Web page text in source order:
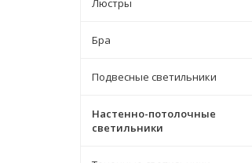
Люстры
Бра
Подвесные светильники
Настенно-потолочные
светильники